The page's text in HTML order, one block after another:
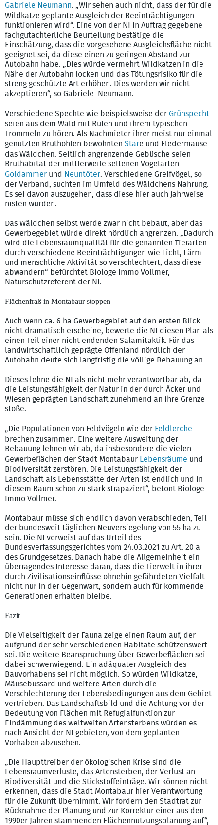
Gabriele Neumann. „Wir sehen auch nicht, dass der für die
Wildkatze geplante Ausgleich der Beeinträchtigungen
funktionieren wird“. Eine von der NI in Auftrag gegebene
fachgutachterliche Beurteilung bestätige die
Einschätzung, dass die vorgesehene Ausgleichsfläche nicht
geeignet sei, da diese einen zu geringen Abstand zur
Autobahn habe. „Dies würde vermehrt Wildkatzen in die
Nähe der Autobahn locken und das Tötungsrisiko für die
streng geschützte Art erhöhen. Dies werden wir nicht
akzeptieren“, so Gabriele Neumann.
Verschiedene Spechte wie beispielsweise der Grünspecht
seien aus dem Wald mit Rufen und ihrem typischen
Trommeln zu hören. Als Nachmieter ihrer meist nur einmal
genutzten Bruthöhlen bewohnten Stare und Fledermäuse
das Wäldchen. Seitlich angrenzende Gebüsche seien
Bruthabitat der mittlerweile seltenen Vogelarten
Goldammer und Neuntöter. Verschiedene Greifvögel, so
der Verband, suchten im Umfeld des Wäldchens Nahrung.
Es sei davon auszugehen, dass diese hier auch jahrweise
nisten würden.
Das Wäldchen selbst werde zwar nicht bebaut, aber das
Gewerbegebiet würde direkt nördlich angrenzen. „Dadurch
wird die Lebensraumqualität für die genannten Tierarten
durch verschiedene Beeinträchtigungen wie Licht, Lärm
und menschliche Aktivität so verschlechtert, dass diese
abwandern“ befürchtet Biologe Immo Vollmer,
Naturschutzreferent der NI.
Flächenfraß in Montabaur stoppen
Auch wenn ca. 6 ha Gewerbegebiet auf den ersten Blick
nicht dramatisch erscheine, bewerte die NI diesen Plan als
einen Teil einer nicht endenden Salamitaktik. Für das
landwirtschaftlich geprägte Offenland nördlich der
Autobahn deute sich langfristig die völlige Bebauung an.
Dieses lehne die NI als nicht mehr verantwortbar ab, da
die Leistungsfähigkeit der Natur in der durch Äcker und
Wiesen geprägten Landschaft zunehmend an ihre Grenze
stoße.
„Die Populationen von Feldvögeln wie der Feldlerche
brechen zusammen. Eine weitere Ausweitung der
Bebauung lehnen wir ab, da insbesondere die vielen
Gewerbeflächen der Stadt Montabaur
Lebensräume und
Biodiversität zerstören. Die Leistungsfähigkeit der
Landschaft als Lebensstätte der Arten ist endlich und in
diesem Raum schon zu stark strapaziert“, betont Biologe
Immo Vollmer.
Montabaur müsse sich endlich davon verabschieden, Teil
der bundesweit täglichen Neuversiegelung von 55 ha zu
sein. Die NI verweist auf das Urteil des
Bundesverfassungsgerichtes vom 24.03.2021 zu Art. 20 a
des Grundgesetzes. Danach habe die Allgemeinheit ein
überragendes Interesse daran, dass die Tierwelt in ihrer
durch Zivilisationseinflüsse ohnehin gefährdeten Vielfalt
nicht nur in der Gegenwart, sondern auch für kommende
Generationen erhalten bleibe.
Fazit
Die Vielseitigkeit der Fauna zeige einen Raum auf, der
aufgrund der sehr verschiedenen Habitate schützenswert
sei. Die weitere Beanspruchung über Gewerbeflächen sei
dabei schwerwiegend. Ein adäquater Ausgleich des
Bauvorhabens sei nicht möglich. So würden Wildkatze,
Mäusebussard und weitere Arten durch die
Verschlechterung der Lebensbedingungen aus dem Gebiet
vertrieben. Das Landschaftsbild und die Achtung vor der
Bedeutung von Flächen mit Refugialfunktion zur
Eindämmung des weltweiten Artensterbens würden es
nach Ansicht der NI gebieten, von dem geplanten
Vorhaben abzusehen.
„Die Haupttreiber der ökologischen Krise sind die
Lebensraumverluste, das Artensterben, der Verlust an
Biodiversität und die Stickstoffeinträge. Wir können nicht
erkennen, dass die Stadt Montabaur hier Verantwortung
für die Zukunft übernimmt. Wir fordern den Stadtrat zur
Rücknahme der Planung und zur Korrektur einer aus den
1990er Jahren stammenden Flächennutzungsplanung auf“,